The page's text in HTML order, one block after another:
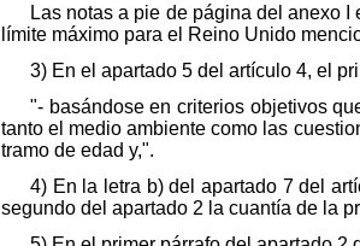
Las notas a pie de página del anexo
límite máximo para el Reino Unido
3) En el apartado 5 del artículo 4, el
"- basándose en criterios objetivos
tanto el medio ambiente como las
tramo de edad y,".
4) En la letra b) del apartado 7 del
segundo del apartado 2 la cuantía de la